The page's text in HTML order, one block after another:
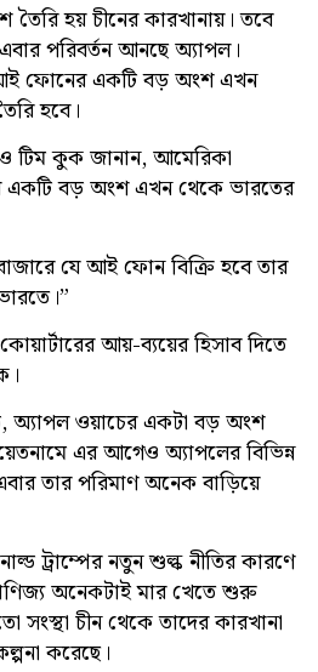
হয় চীনের কারখানায়। তবে
পরিবর্তন আনছে অ্যাপল।
আই ফোনের একটি বড় অংশ এখন
হবে।
টিম কুক জানান, আমেরিকা
বড় অংশ এখন থেকে ভারতের
যে আই ফোন বিক্রি হবে তার
আয়-ব্যয়ের হিসাব দিতে
অ্যাপল ওয়াচের একটা বড় অংশ
এর আগেও অ্যাপলের বিভিন্ন
তার পরিমাণ অনেক বাড়িয়ে
ট্রাম্পের নতুন শুল্ক নীতির কারণে
অনেকটাই মার খেতে শুরু
চীন থেকে তাদের কারখানা
করেছে।